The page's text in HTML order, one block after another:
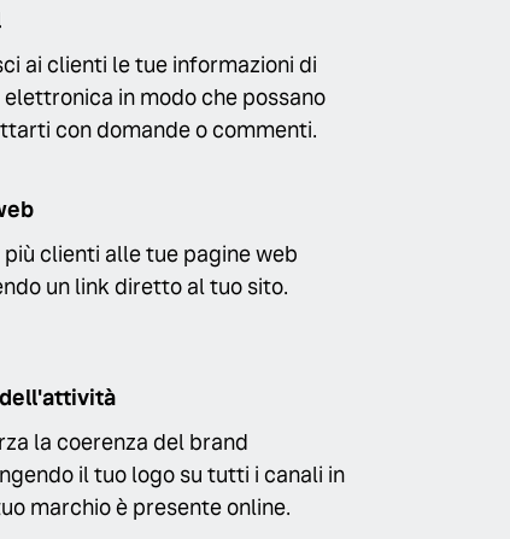
ai clienti le tue informazioni di
in modo che possano
con domande o commenti.
clienti alle tue pagine web
un link diretto al tuo sito.
la coerenza del brand
il tuo logo su tutti i canali in
marchio è presente online.